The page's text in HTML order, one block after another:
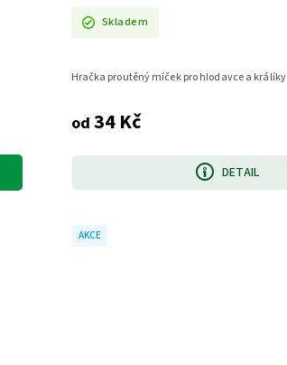
Skladem
od34 Kč
DETAIL
Hračka proutěný míček pro hlodavce a králíky
AKCE